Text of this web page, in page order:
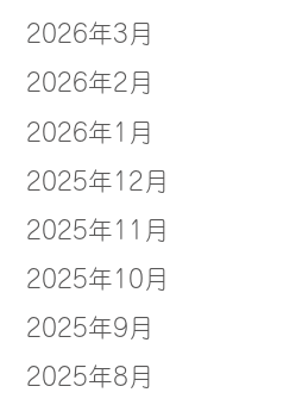
2026年3月
2026年2月
2026年1月
2025年12月
2025年11月
2025年10月
2025年9月
2025年8月